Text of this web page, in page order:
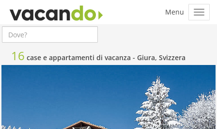
16 case e appartamenti di vacanza - Giura, Svizzera